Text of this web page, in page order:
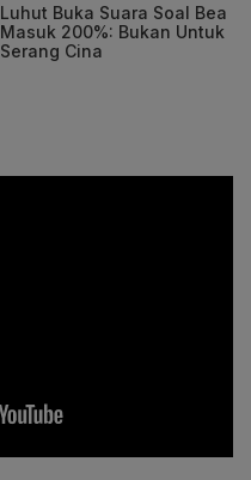
Luhut Buka Suara Soal Bea
Masuk 200%: Bukan Untuk
Serang Cina